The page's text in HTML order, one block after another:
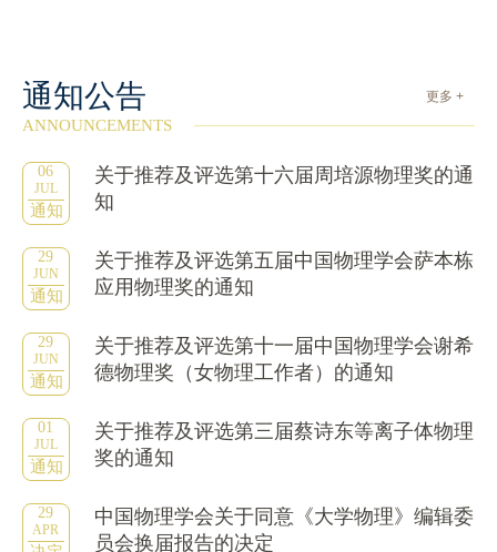
通知公告 更多 +
ANNOUNCEMENTS
06
JUL
通知
关于推荐及评选第十六届周培源物理奖的通
知
29
JUN
通知
关于推荐及评选第五届中国物理学会萨本栋
应用物理奖的通知
29
JUN
通知
关于推荐及评选第十一届中国物理学会谢希
德物理奖（女物理工作者）的通知
01
JUL
通知
关于推荐及评选第三届蔡诗东等离子体物理
奖的通知
29
APR
中国物理学会关于同意《大学物理》编辑委
员会换届报告的决定